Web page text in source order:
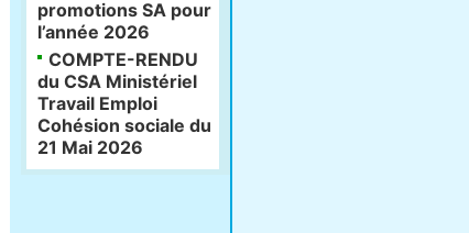
promotions SA pour
l’année 2026
COMPTE-RENDU
du CSA Ministériel
Travail Emploi
Cohésion sociale du
21 Mai 2026